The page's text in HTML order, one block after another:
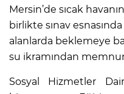
Mersin’de sıcak
birlikte sınav
alanlarda beklemeye
su ikramından
Sosyal Hizmetler